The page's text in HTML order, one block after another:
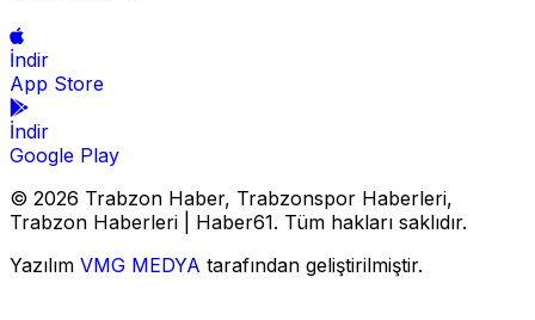
İndir
App Store
İndir
Google Play
© 2026 Trabzon Haber, Trabzonspor Haberleri,
Trabzon Haberleri | Haber61. Tüm hakları saklıdır.
Yazılım VMG MEDYA tarafından geliştirilmiştir.